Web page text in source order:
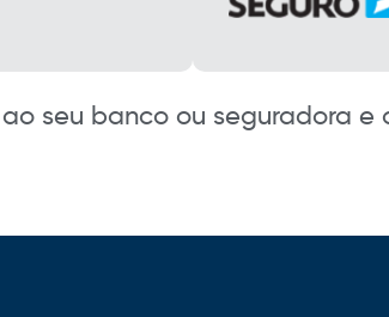
ao seu banco ou seguradora